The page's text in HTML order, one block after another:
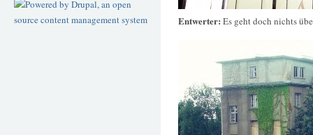
Entwerter: Es geht doch nichts